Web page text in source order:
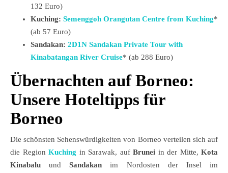
132 Euro)
Kuching: Semenggoh Orangutan Centre from Kuching*
(ab 57 Euro)
Sandakan: 2D1N Sandakan Private Tour with
Kinabatangan River Cruise* (ab 288 Euro)
Übernachten auf Borneo:
Unsere Hoteltipps für
Borneo
Die schönsten Sehenswürdigkeiten von Borneo verteilen sich auf
die Region Kuching in Sarawak, auf Brunei in der Mitte, Kota
Kinabalu undSandakan im Nordosten der Insel im